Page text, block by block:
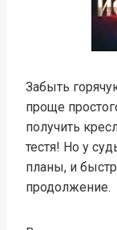
Забыть
проще
получить
тестя! Но у
планы, и
продолжение.